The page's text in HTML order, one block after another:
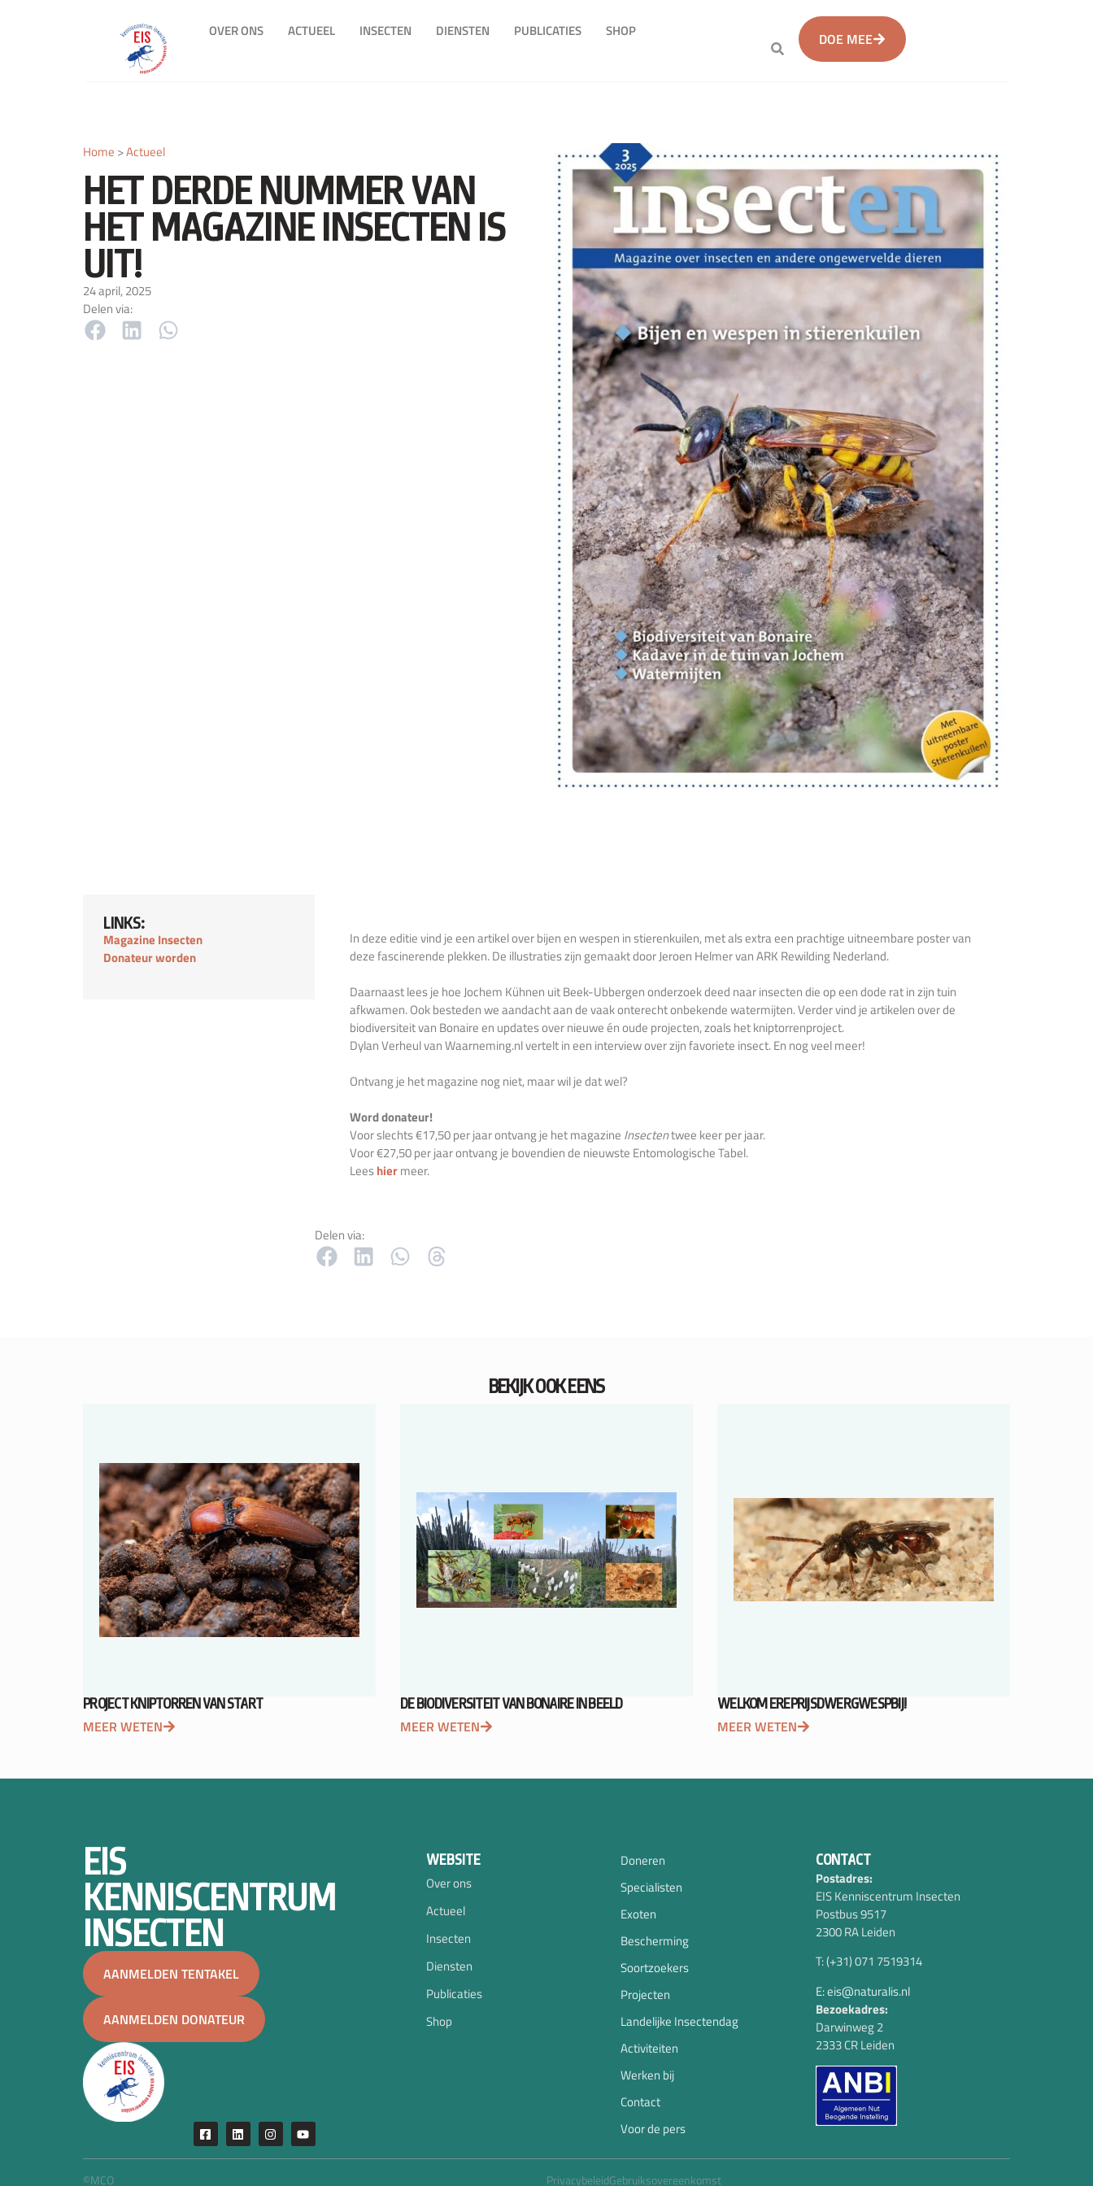
OVER ONS ACTUEEL INSECTEN DIENSTEN PUBLICATIES SHOP DOE MEE
Home >Actueel
HET DERDE NUMMER VAN
HET MAGAZINE INSECTEN IS
UIT!
24 april, 2025
Delen via:
LINKS:
Magazine Insecten
Donateur worden
In deze editie vind je een artikel over bijen en wespen in stierenkuilen, met als extra een prachtige uitneembare poster van
deze fascinerende plekken. De illustraties zijn gemaakt door Jeroen Helmer van ARK Rewilding Nederland.
Daarnaast lees je hoe Jochem Kühnen uit Beek-Ubbergen onderzoek deed naar insecten die op een dode rat in zijn tuin
afkwamen. Ook besteden we aandacht aan de vaak onterecht onbekende watermijten. Verder vind je artikelen over de
biodiversiteit van Bonaire en updates over nieuwe én oude projecten, zoals het kniptorrenproject.
Dylan Verheul van Waarneming.nl vertelt in een interview over zijn favoriete insect. En nog veel meer!
Ontvang je het magazine nog niet, maar wil je dat wel?
Word donateur!
Voor slechts €17,50 per jaar ontvang je het magazine Insectentwee keer per jaar.
Voor €27,50 per jaar ontvang je bovendien de nieuwste Entomologische Tabel.
Leeshiermeer.
Delen via:
BEKIJK OOK EENS
PROJECT KNIPTORREN VAN START
MEER WETEN
DE BIODIVERSITEIT VAN BONAIRE IN BEELD
MEER WETEN
WELKOM EREPRIJSDWERGWESPBIJ!
MEER WETEN
EIS
KENNISCENTRUM
INSECTEN
AANMELDEN TENTAKEL
AANMELDEN DONATEUR
WEBSITE
Over ons
Actueel
Insecten
Diensten
Publicaties
Shop
Doneren
Specialisten
Exoten
Bescherming
Soortzoekers
Projecten
Landelijke Insectendag
Activiteiten
Werken bij
Contact
Voor de pers
CONTACT
Postadres:
EIS Kenniscentrum Insecten
Postbus 9517
2300 RA Leiden
T: (+31) 071 7519314
E: eis@naturalis.nl
Bezoekadres:
Darwinweg 2
2333 CR Leiden
©MCO PrivacybeleidGebruiksovereenkomst